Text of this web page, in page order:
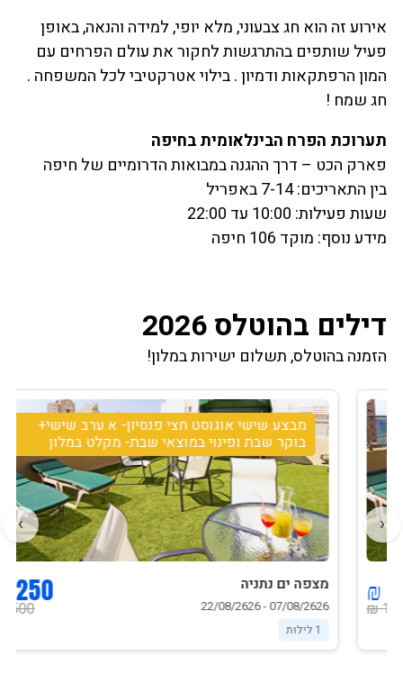
אירוע זה הוא חג צבעוני, מלא יופי, למידה והנאה, באופן
פעיל שותפים בהתרגשות לחקור את עולם הפרחים עם
המון הרפתקאות ודמיון . בילוי אטרקטיבי לכל המשפחה .
חג שמח !
תערוכת הפרח הבינלאומית בחיפה
פארק הכט – דרך ההגנה במבואות הדרומיים של חיפה
בין התאריכים: 7-14 באפריל
שעות פעילות: 10:00 עד 22:00
מידע נוסף: מוקד 106 חיפה
דילים בהוטלס 2026
הזמנה בהוטלס, תשלום ישירות במלון!
מבצע שישי אוגוסט חצי פנסיון- א.ערב שישי+
בוקר שבת ופינוי במוצאי שבת- מקלט במלון
מצפה ים נתניה
07/08/2626 - 22/08/2626
1250 ₪
‹
›